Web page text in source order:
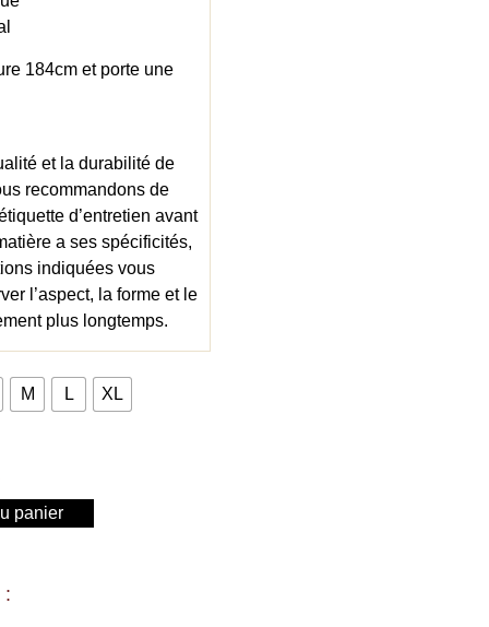
184cm et porte une
et la durabilité de
recommandons de
d’entretien avant
a ses spécificités,
indiquées vous
l’aspect, la forme et le
plus longtemps.
M L XL
panier
: